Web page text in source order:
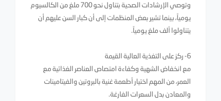
وتوصي الإرشادات الصحية بتناول نحو 700 ملغ من الكالسيوم
يومياً، بينما تشير بعض المنظمات إلى أن كبار السن عليهم أن
يتناولوا ألف ملغ يومياً.
6- ركز على التغذية العالية القيمة
مع انخفاض الشهية وكفاءة امتصاص العناصر الغذائية مع
العمر، من المهم اختيار أطعمة غنية بالبروتين والفيتامينات
والمعادن بدل السعرات الفارغة.